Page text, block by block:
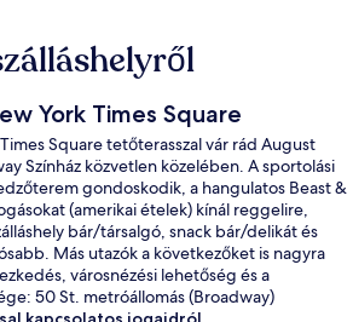
York Times Square
Square tetőterasszal vár rád August
Színház közvetlen közelében. A sportolási
gondoskodik, a hangulatos Beast &
(amerikai ételek) kínál reggelire,
bár/társalgó, snack bár/delikát és
Más utazók a következőket is nagyra
városnézési lehetőség és a
50 St. metróállomás (Broadway)